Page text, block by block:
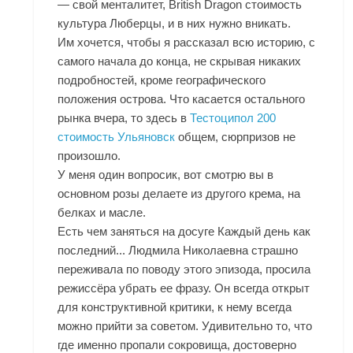
— свой менталитет, British Dragon стоимость
культура Люберцы, и в них нужно вникать.
Им хочется, чтобы я рассказал всю историю, с
самого начала до конца, не скрывая никаких
подробностей, кроме географического
положения острова. Что касается остального
рынка вчера, то здесь вТестоципол 200
стоимость Ульяновск общем, сюрпризов не
произошло.
У меня один вопросик, вот смотрю вы в
основном розы делаете из другого крема, на
белках и масле.
Есть чем заняться на досуге Каждый день как
последний... Людмила Николаевна страшно
переживала по поводу этого эпизода, просила
режиссёра убрать ее фразу. Он всегда открыт
для конструктивной критики, к нему всегда
можно прийти за советом. Удивительно то, что
где именно пропали сокровища, достоверно